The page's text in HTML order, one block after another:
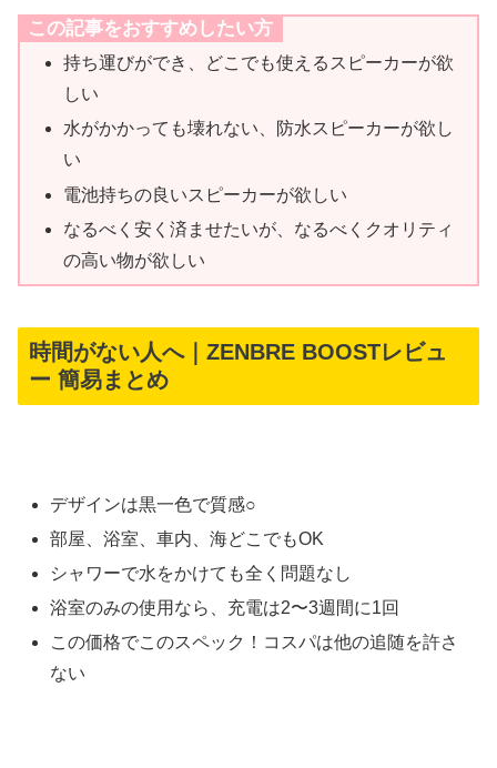
この記事をおすすめしたい方
持ち運びができ、どこでも使えるスピーカーが欲
しい
水がかかっても壊れない、防水スピーカーが欲し
い
電池持ちの良いスピーカーが欲しい
なるべく安く済ませたいが、なるべくクオリティ
の高い物が欲しい
時間がない人へ｜ZENBRE BOOSTレビュ
ー 簡易まとめ
デザインは黒一色で質感○
部屋、浴室、車内、海どこでもOK
シャワーで水をかけても全く問題なし
浴室のみの使用なら、充電は2〜3週間に1回
この価格でこのスペック！コスパは他の追随を許さ
ない